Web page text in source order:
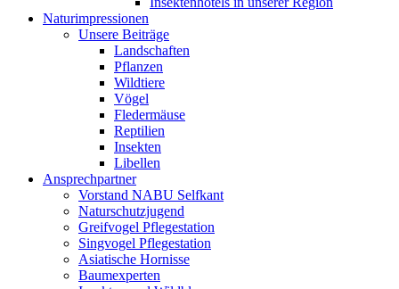
Naturimpressionen
Unsere Beiträge
Landschaften
Pflanzen
Wildtiere
Vögel
Fledermäuse
Reptilien
Insekten
Libellen
Ansprechpartner
Vorstand NABU Selfkant
Naturschutzjugend
Greifvogel Pflegestation
Singvogel Pflegestation
Asiatische Hornisse
Baumexperten